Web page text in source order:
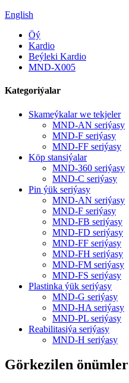
English
Öý
Kardio
Beýleki Kardio
MND-X005
Kategoriýalar
Skameýkalar we tekjeler
MND-AN seriýasy
MND-F seriýasy
MND-FF seriýasy
Köp stansiýalar
MND-360 seriýasy
MND-C seriýasy
Pin ýük seriýasy
MND-AN seriýasy
MND-F seriýasy
MND-FB seriýasy
MND-FD seriýasy
MND-FF seriýasy
MND-FH seriýasy
MND-FM seriýasy
MND-FS seriýasy
Plastinka ýük seriýasy
MND-G seriýasy
MND-HA seriýasy
MND-PL seriýasy
Reabilitasiýa seriýasy
MND-H seriýasy
Görkezilen önümler